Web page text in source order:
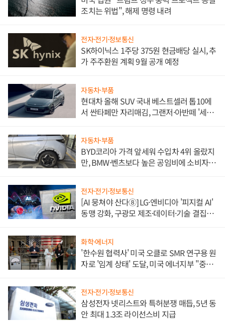
조치는 위법", 해제 명령 내려
전자·전기·정보통신
SK하이닉스 1주당 375원 현금배당 실시, 추
가 주주환원 계획 9월 공개 예정
자동차·부품
현대차 올해 SUV 국내 베스트셀러 톱10에
서 싼타페만 자리매김, 그랜저·아반떼 '세단
자동차·부품
BYD코리아 가격 앞세워 수입차 4위 올랐지
만, BMW·벤츠보다 높은 공임비에 소비자
전자·전기·정보통신
[AI 뭉쳐야 산다⑧] LG·엔비디아 '피지컬 AI'
동맹 강화, 구광모 제조·데이터·기술 결집
화학·에너지
'한수원 협력사' 미국 오클로 SMR 연구용 원
자로 '임계 상태' 도달, 미국 에너지부 "중요
전자·전기·정보통신
삼성전자 넷리스트와 특허분쟁 매듭, 5년 동
안 최대 1.3조 라이선스비 지급